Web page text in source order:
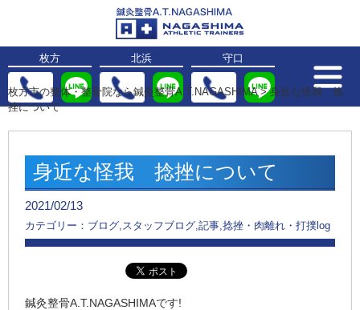
枚方 北浜 守口
枚方市の整体・整骨院なら鍼灸整骨A.T.NAGASHIMA>身近な怪我 捻
挫について
身近な怪我 捻挫について
2021/02/13
カテゴリー：ブログ,スタッフブログ,記事,捻挫・肉離れ・打撲log
鍼灸整骨A.T.NAGASHIMAです!